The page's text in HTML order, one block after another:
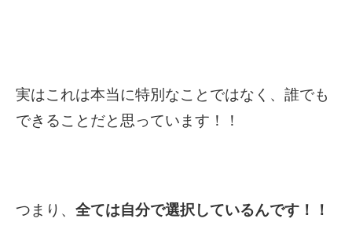
実はこれは本当に特別なことではなく、誰でも
できることだと思っています！！
つまり、 全ては自分で選択しているんです！！